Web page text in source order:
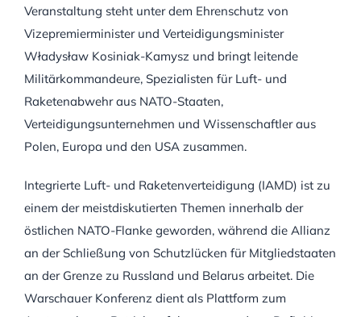
Veranstaltung steht unter dem Ehrenschutz von
Vizepremierminister und Verteidigungsminister
Władysław Kosiniak-Kamysz und bringt leitende
Militärkommandeure, Spezialisten für Luft- und
Raketenabwehr aus NATO-Staaten,
Verteidigungsunternehmen und Wissenschaftler aus
Polen, Europa und den USA zusammen.
Integrierte Luft- und Raketenverteidigung (IAMD) ist zu
einem der meistdiskutierten Themen innerhalb der
östlichen NATO-Flanke geworden, während die Allianz
an der Schließung von Schutzlücken für Mitgliedstaaten
an der Grenze zu Russland und Belarus arbeitet. Die
Warschauer Konferenz dient als Plattform zum